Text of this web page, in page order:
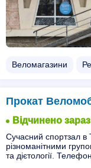
Веломагазини
Прокат
Відчинено зараз
Сучасний спортзал в
різноманітними
та дієтології.